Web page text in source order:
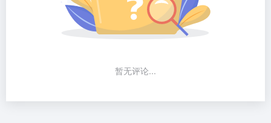
暂无评论...